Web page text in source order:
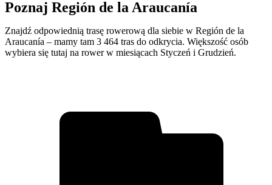
Poznaj Región de la Araucanía
Znajdź odpowiednią trasę rowerową dla siebie w Región de la
Araucanía – mamy tam 3 464 tras do odkrycia. Większość osób
wybiera się tutaj na rower w miesiącach Styczeń i Grudzień.